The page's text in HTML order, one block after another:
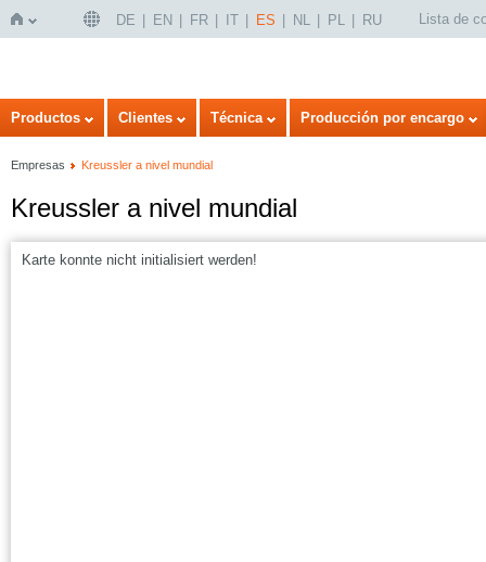
Inicio
DE EN FR IT ES NL PL RU Lista de
Productos Clientes Técnica Producción por encargo
Empresas Kreussler a nivel mundial
Kreussler a nivel mundial
Karte konnte nicht initialisiert werden!